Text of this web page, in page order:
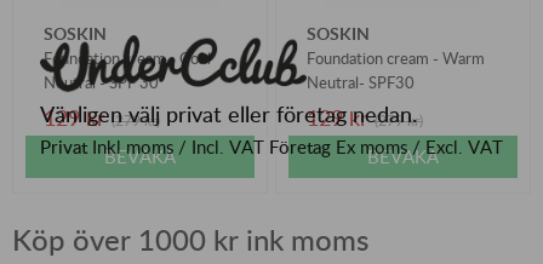
Vänligen välj privat eller företag nedan.
Privat Inkl moms / Incl. VAT Företag Ex moms / Excl. VAT
SOSKIN
Foundation cream - Cool
Neutral - SPF 30
129 kr (279 kr)
BEVAKA
SOSKIN
Foundation cream - Warm
Neutral- SPF30
129 kr (279 kr)
BEVAKA
Köp över 1000 kr ink moms